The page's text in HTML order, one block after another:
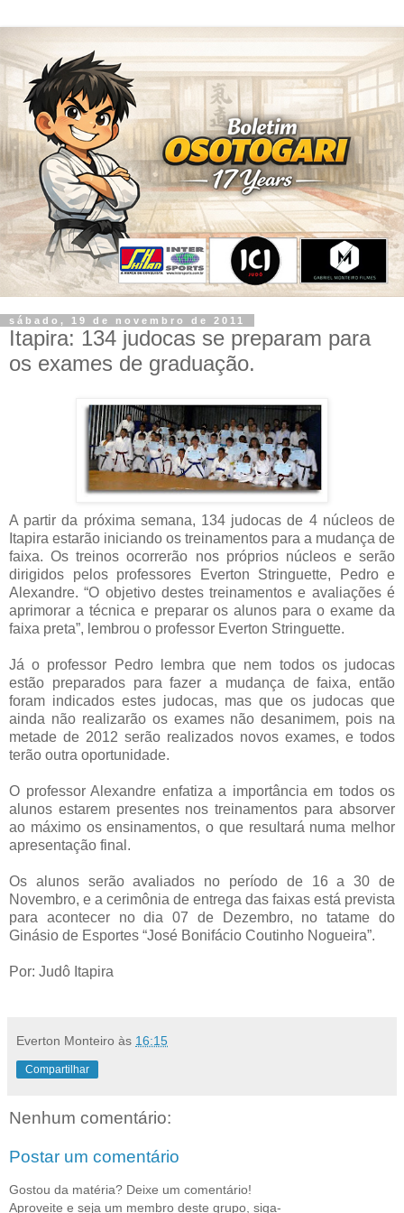
sábado, 19 de novembro de 2011
Itapira: 134 judocas se preparam para
os exames de graduação.
A partir da próxima semana, 134 judocas de 4 núcleos de
Itapira estarão iniciando os treinamentos para a mudança de
faixa. Os treinos ocorrerão nos próprios núcleos e serão
dirigidos pelos professores Everton Stringuette, Pedro e
Alexandre. “O objetivo destes treinamentos e avaliações é
aprimorar a técnica e preparar os alunos para o exame da
faixa preta”, lembrou o professor Everton Stringuette.
Já o professor Pedro lembra que nem todos os judocas
estão preparados para fazer a mudança de faixa, então
foram indicados estes judocas, mas que os judocas que
ainda não realizarão os exames não desanimem, pois na
metade de 2012 serão realizados novos exames, e todos
terão outra oportunidade.
O professor Alexandre enfatiza a importância em todos os
alunos estarem presentes nos treinamentos para absorver
ao máximo os ensinamentos, o que resultará numa melhor
apresentação final.
Os alunos serão avaliados no período de 16 a 30 de
Novembro, e a cerimônia de entrega das faixas está prevista
para acontecer no dia 07 de Dezembro, no tatame do
Ginásio de Esportes “José Bonifácio Coutinho Nogueira”.
Por: Judô Itapira
Everton Monteiro às 16:15
Compartilhar
Nenhum comentário:
Postar um comentário
Gostou da matéria? Deixe um comentário!
Aproveite e seja um membro deste grupo, siga-